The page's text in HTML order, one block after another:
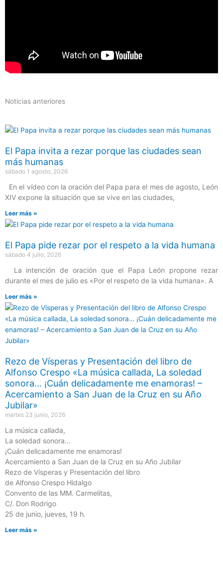
Noticias anteriores
El Papa invita a rezar porque las ciudades sean
más humanas
sábado 1 agosto, 2026
En el vídeo con la oración del Papa para el mes de agosto, León
XIV expone la situación que se vive en las ciudades,
Leer más »
El Papa pide rezar por el respeto a la vida humana
sábado 4 julio, 2026
La intención de oración que el Papa León propone rezar
durante el mes de julio es «Por el respeto de la vida humana». A
Leer más »
Rezo de Vísperas y Presentación del libro de
Alfonso Crespo «La música callada, La soledad
sonora… ¡Cuán delicadamente me enamoras! –
Acercamiento a San Juan de la Cruz en su Año
Jubilar»
martes 23 junio, 2026
La música callada,
La soledad sonora…
¡Cuán delicadamente me enamoras!
Acercamiento a San Juan de la Cruz en su Año Jubilar
Rezo de Vísperas y Presentación del libro
de Alfonso Crespo Hidalgo
Convento de las MM. Carmelitas,
C/. Don Rodrigo
25 de junio, jueves, 19 h.
Leer más »